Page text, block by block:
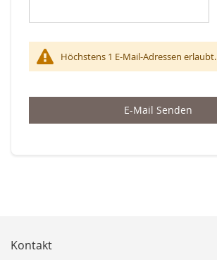
Höchstens 1 E-Mail-Adressen erlaubt.
E-Mail Senden
Kontakt